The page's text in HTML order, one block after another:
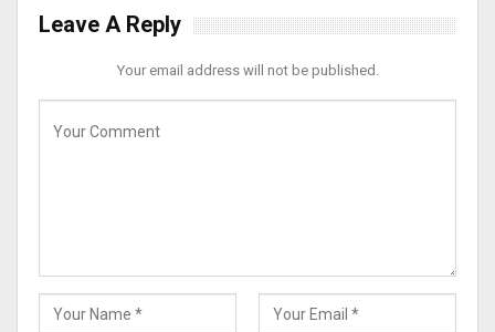
Leave A Reply
Your email address will not be published.